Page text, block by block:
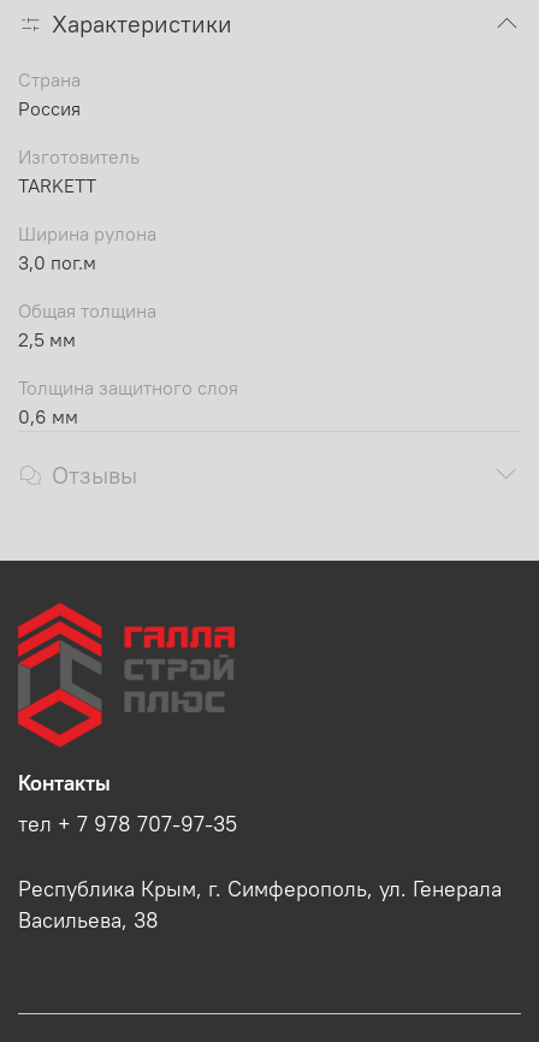
Характеристики
Страна
Россия
Изготовитель
TARKETT
Ширина рулона
3,0 пог.м
Общая толщина
2,5 мм
Толщина защитного слоя
0,6 мм
Отзывы
Контакты
тел + 7 978 707-97-35
Республика Крым, г. Симферополь, ул. Генерала
Васильева, 38